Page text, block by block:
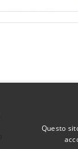
Questo